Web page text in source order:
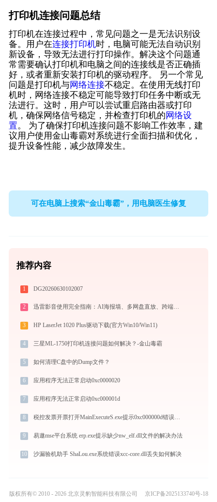
打印机连接问题总结
打印机在连接过程中，常见问题之一是无法识别设
备。用户在连接打印机时，电脑可能无法自动识别
新设备，导致无法进行打印操作。解决这个问题通
常需要确认打印机和电脑之间的连接线是否正确插
好，或者重新安装打印机的驱动程序。 另一个常见
问题是打印机与网络连接不稳定。在使用无线打印
机时，网络连接不稳定可能导致打印任务中断或无
法进行。这时，用户可以尝试重启路由器或打印
机，确保网络信号稳定，并检查打印机的 网络设
置。 为了确保打印机连接问题不影响工作效率，建
议用户使用金山毒霸对系统进行全面扫描和优化，
提升设备性能，减少故障发生。
可在电脑上搜索“金山毒霸”，用电脑医生修复
推荐内容
1 DG20260630102007
2 迅雷影音使用完全指南：AI海报墙、多网盘直放、跨端同步，不止于播放器
3 HP LaserJet 1020 Plus驱动下载(官方Win10/Win11)
4 三星ML-1750打印机连接问题如何解决？-金山毒霸
5 如何清理C盘中的Dump文件？
6 应用程序无法正常启动0xc0000020
7 应用程序无法正常启动0xc000001d
8 税控发票开票打开MainExecuteS.exe提示0xc000000d错误码怎么办
9 易遨mse平台系统 erp.exe提示缺少nw_elf.dll文件的解决办法
10 沙漏验机助手 ShaLou.exe系统错误xcc-core.dll丢失如何解决
版权所有© 2010 - 2026 北京灵豹智能科技有限公司 京ICP备2025133740号-18